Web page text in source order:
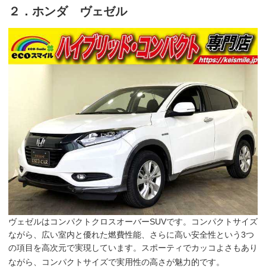
２．ホンダ ヴェゼル
ヴェゼルはコンパクトクロスオーバーSUVです。コンパクトサイズ
ながら、広い室内と優れた燃費性能、さらに高い安全性という3つ
の項目を高次元で実現しています。スポーティでカッコよさもあり
ながら、コンパクトサイズで実用性の高さが魅力的です。